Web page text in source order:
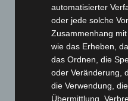
automatisierter
oder jede solche
Zusammenhang
wie das Erheben,
das Ordnen, die
oder Veränderung,
die Verwendung,
Übermittlung,